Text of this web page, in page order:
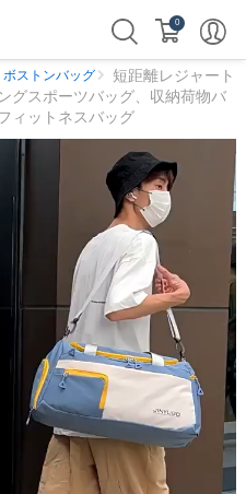
0
ボストンバッグ
短距離レジャート
グスポーツバッグ、収納荷物バ
ィットネスバッグ